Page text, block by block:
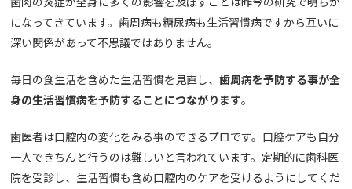
になってきています。歯周病も糖尿病も生活習慣病ですから互いに
深い関係があって不思議ではありません。
毎日の食生活を含めた生活習慣を見直し、歯周病を予防する事が全
身の生活習慣病を予防することにつながります。
歯医者は口腔内の変化をみる事のできるプロです。口腔ケアも自分
一人できちんと行うのは難しいと言われています。定期的に歯科医
院を受診し、生活習慣も含め口腔内のケアを受けるようにしてくだ